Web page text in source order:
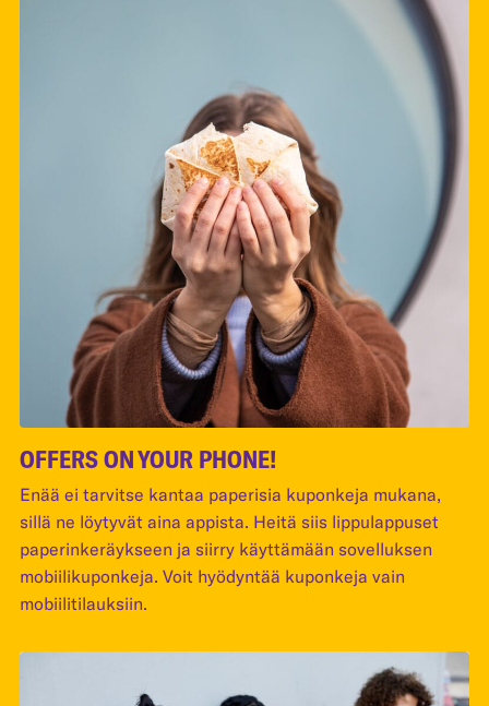
OFFERS ON YOUR PHONE!
Enää ei tarvitse kantaa paperisia kuponkeja mukana,
sillä ne löytyvät aina appista. Heitä siis lippulappuset
paperinkeräykseen ja siirry käyttämään sovelluksen
mobiilikuponkeja. Voit hyödyntää kuponkeja vain
mobiilitilauksiin.